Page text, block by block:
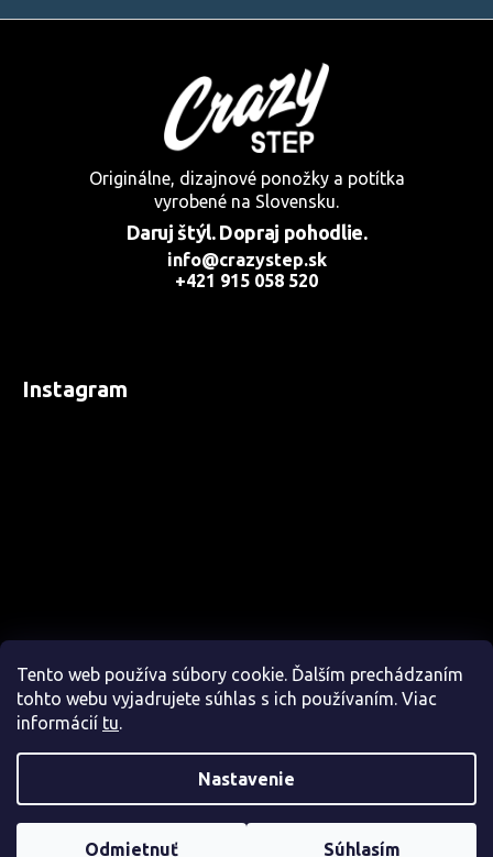
Tento web používa súbory cookie. Ďalším prechádzaním
tohto webu vyjadrujete súhlas s ich používaním. Viac
informácií tu.
Nastavenie
Odmietnuť Súhlasím
Originálne, dizajnové ponožky a potítka
vyrobené na Slovensku.
Daruj štýl. Dopraj pohodlie.
info@crazystep.sk
+421 915 058 520
Instagram
Sledovať na Instagrame
Copyright 2026CrazyStep . Všetky práva vyhradené.